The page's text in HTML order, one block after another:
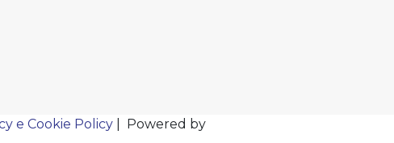
e Cookie Policy | Powered by